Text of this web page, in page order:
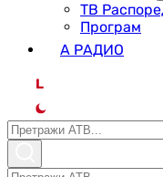
ТВ
Програм
А РАДИО
L